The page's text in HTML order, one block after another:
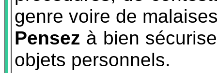
genre voire de
Pensez à bien
objets personnels.